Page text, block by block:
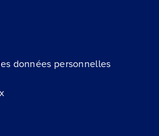
données personnelles